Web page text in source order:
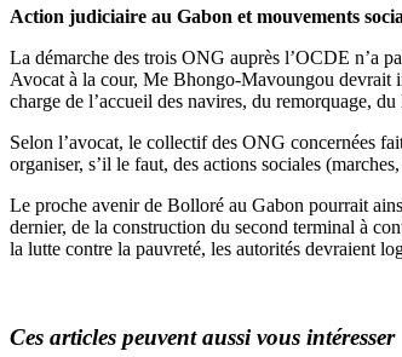
Action judiciaire au Gabon et mouvements
La démarche des trois ONG auprès l’OCDE n’a
Avocat à la cour, Me Bhongo-Mavoungou devrait
charge de l’accueil des navires, du remorquage,
Selon l’avocat, le collectif des ONG concernées
organiser, s’il le faut, des actions sociales
Le proche avenir de Bolloré au Gabon pourrait
dernier, de la construction du second terminal à
la lutte contre la pauvreté, les autorités devraient
Ces articles peuvent aussi vous intéresser